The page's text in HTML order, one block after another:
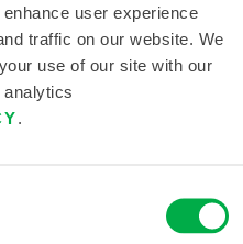
user experience
traffic on our website. We
use of our site with our
息